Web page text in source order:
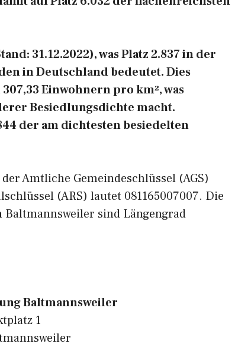
31.12.2022), was Platz 2.837 in der
in Deutschland bedeutet. Dies
Einwohnern pro km², was
Besiedlungsdichte macht.
der am dichtesten besiedelten
Amtliche Gemeindeschlüssel (AGS)
(ARS) lautet 081165007007. Die
sind Längengrad
Baltmannsweiler
1